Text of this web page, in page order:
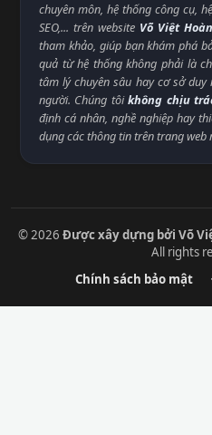
chuyên môn, hệ thống công cụ,
SEO,... trên website Võ Việt
tham khảo, giúp bạn khám phá
quả từ hệ thống không phải là
tâm lý chuyên sâu hay cơ sở
người. Chúng tôikhông chịu
định cá nhân, nghề nghiệp hay
dụng các thông tin trên trang web
© 2026 Được xây dựng bởi Võ
All rights
Chính sách bảo mật